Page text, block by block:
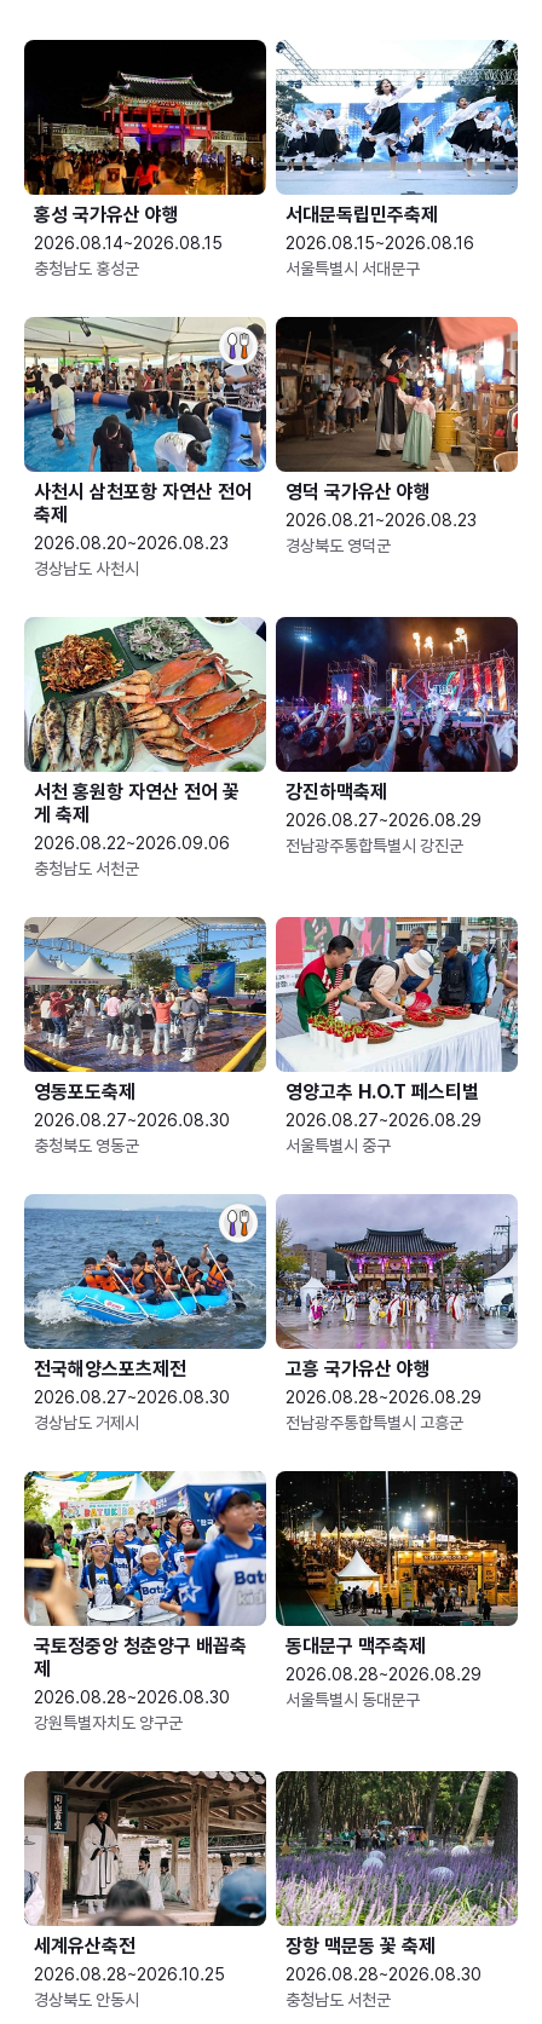
홍성 국가유산 야행
2026.08.14~2026.08.15
충청남도 홍성군
서대문독립민주축제
2026.08.15~2026.08.16
서울특별시 서대문구
사천시 삼천포항 자연산 전어
축제
2026.08.20~2026.08.23
경상남도 사천시
영덕 국가유산 야행
2026.08.21~2026.08.23
경상북도 영덕군
서천 홍원항 자연산 전어 꽃
게 축제
2026.08.22~2026.09.06
충청남도 서천군
강진하맥축제
2026.08.27~2026.08.29
전남광주통합특별시 강진군
영동포도축제
2026.08.27~2026.08.30
충청북도 영동군
영양고추 H.O.T 페스티벌
2026.08.27~2026.08.29
서울특별시 중구
전국해양스포츠제전
2026.08.27~2026.08.30
경상남도 거제시
고흥 국가유산 야행
2026.08.28~2026.08.29
전남광주통합특별시 고흥군
국토정중앙 청춘양구 배꼽축
제
2026.08.28~2026.08.30
강원특별자치도 양구군
동대문구 맥주축제
2026.08.28~2026.08.29
서울특별시 동대문구
세계유산축전
2026.08.28~2026.10.25
경상북도 안동시
장항 맥문동 꽃 축제
2026.08.28~2026.08.30
충청남도 서천군